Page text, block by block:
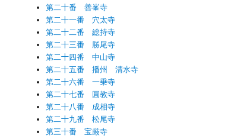
第二十番 善峯寺
第二十一番 穴太寺
第二十二番 総持寺
第二十三番 勝尾寺
第二十四番 中山寺
第二十五番 播州 清水寺
第二十六番 一乗寺
第二十七番 圓教寺
第二十八番 成相寺
第二十九番 松尾寺
第三十番 宝厳寺